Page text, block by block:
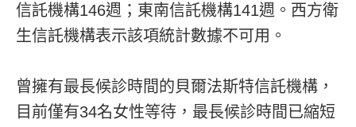
信託機構146週；東南信託機構141週。西方衛
生信託機構表示該項統計數據不可用。
曾擁有最長候診時間的貝爾法斯特信託機構，
目前僅有34名女性等待，最長候診時間已縮短